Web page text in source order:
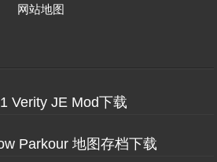
网站地图
Verity JE Mod下载
Parkour 地图存档下载